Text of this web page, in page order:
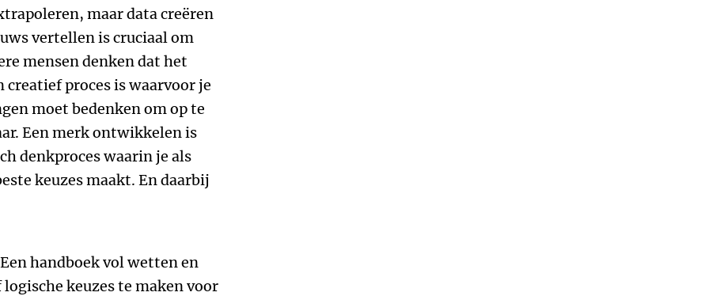
maar data creëren
vertellen is cruciaal om
mensen denken dat het
proces is waarvoor je
moet bedenken om op te
Een merk ontwikkelen is
denkproces waarin je als
keuzes maakt. En daarbij
handboek vol wetten en
keuzes te maken voor